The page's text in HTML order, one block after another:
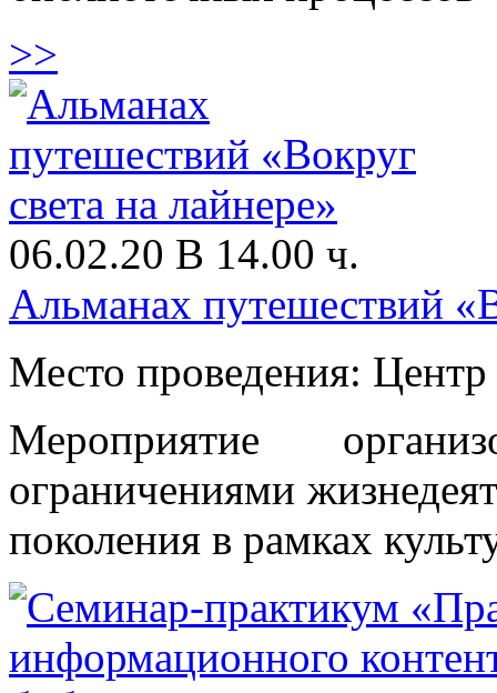
>>
06.02.20 В 14.00 ч.
Альманах путешествий
Место проведения:
Мероприятие
ограничениями
поколения в рамках